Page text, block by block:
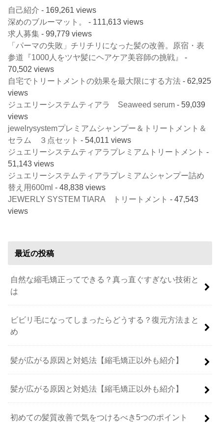
自己紹介 - 169,261 views
深めのブルーマット。
- 111,613 views
求人募集 - 99,779 views
「パーマの失敗」チリチリになった髪の改善。原宿・表
参道『1000人をツヤ髪にヘアケア美容師の挑戦』
-
70,502 views
自宅でトリートメントの効果を最大限にする方法 - 62,925
views
ジュエリーシステムティアラ Seaweed serum - 59,039
views
jewelrysystemプレミアムシャンプー＆トリートメント＆
セラム ３点セット - 54,011 views
ジュエリーシステムティアラプレミアムトリートメント -
51,143 views
ジュエリーシステムティアラプレミアムシャンプー詰め
替え用600ml - 48,838 views
JEWERLY SYSTEM TIARA トリートメント - 47,543
views
最近の投稿
自然な縮毛矯正ってできる？真っ直ぐすぎない技術と
は
ビビリ毛になってしまったらどうする？復元方法まと
め
髪が広がる原因と対処法【縮毛矯正以外も紹介】
髪が広がる原因と対処法【縮毛矯正以外も紹介】
初めての髪質改善で気をつけるべき5つのポイント